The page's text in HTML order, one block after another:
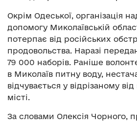
Окрім Одеської, організація
допомогу Миколаївській
потерпає від російських
продовольства. Наразі
79 000 наборів. Раніше
в Миколаїв питну воду,
відчувається у відрізаному
місті.
За словами Олексія Чорного,